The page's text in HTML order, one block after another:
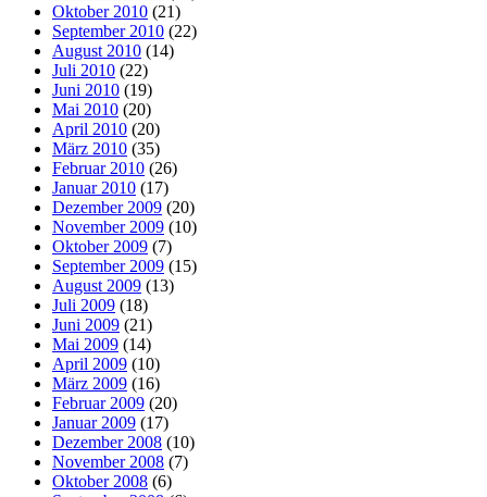
Oktober 2010 (21)
September 2010 (22)
August 2010 (14)
Juli 2010 (22)
Juni 2010 (19)
Mai 2010 (20)
April 2010 (20)
März 2010 (35)
Februar 2010 (26)
Januar 2010 (17)
Dezember 2009 (20)
November 2009 (10)
Oktober 2009 (7)
September 2009 (15)
August 2009 (13)
Juli 2009 (18)
Juni 2009 (21)
Mai 2009 (14)
April 2009 (10)
März 2009 (16)
Februar 2009 (20)
Januar 2009 (17)
Dezember 2008 (10)
November 2008 (7)
Oktober 2008 (6)